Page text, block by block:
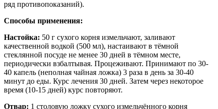
ряд противопоказаний).
Способы применения:
Настойка: 50 г сухого корня измельчают, заливают
качественной водкой (500 мл), настаивают в тёмной
стеклянной посуде не менее 30 дней в тёмном месте,
периодически взбалтывая. Процеживают. Принимают по 30-
40 капель (неполная чайная ложка) 3 раза в день за 30-40
минут до еды. Курс лечения 30 дней. Затем через некоторое
время (10-15 дней) курс повторяют.
Отвар: 1 столовую ложку сухого измельчённого корня